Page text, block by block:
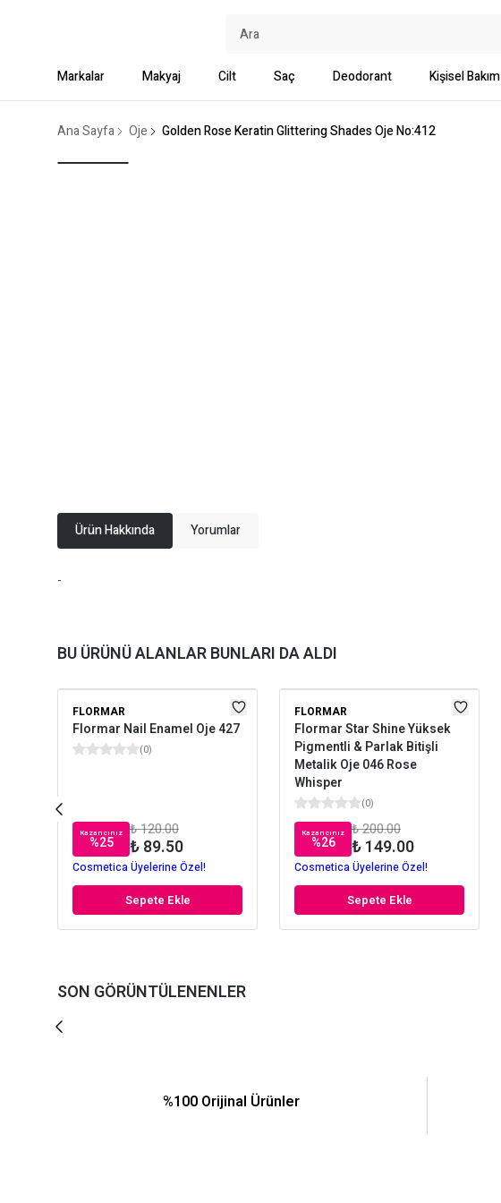
Markalar Makyaj Cilt Saç Deodorant Kişisel Bakım
Ana Sayfa Oje Golden Rose Keratin Glittering Shades Oje No:412
Ürün Hakkında Yorumlar
-
BU ÜRÜNÜ ALANLAR BUNLARI DA ALDI
FLORMAR
Flormar Nail Enamel Oje 427
(0)
Kazancınız
%25
₺ 120.00
₺ 89.50
Cosmetica Üyelerine Özel!
Sepete Ekle
FLORMAR
Flormar Star Shine Yüksek
Pigmentli & Parlak Bitişli
Metalik Oje 046 Rose
Whisper
(0)
Kazancınız
%26
₺ 200.00
₺ 149.00
Cosmetica Üyelerine Özel!
Sepete Ekle
SON GÖRÜNTÜLENENLER
%100 Orijinal Ürünler